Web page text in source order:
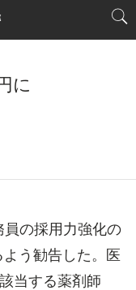
に
の採用力強化の
う勧告した。医
当する薬剤師